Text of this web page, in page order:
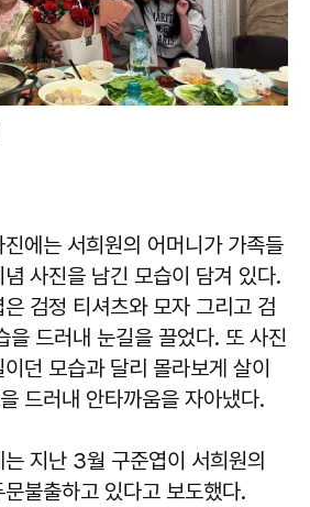
에는 서희원의 어머니가 가족들
사진을 남긴 모습이 담겨 있다.
검정 티셔츠와 모자 그리고 검
을 드러내 눈길을 끌었다. 또 사진
던 모습과 달리 몰라보게 살이
드러내 안타까움을 자아냈다.
지난 3월 구준엽이 서희원의
불출하고 있다고 보도했다.